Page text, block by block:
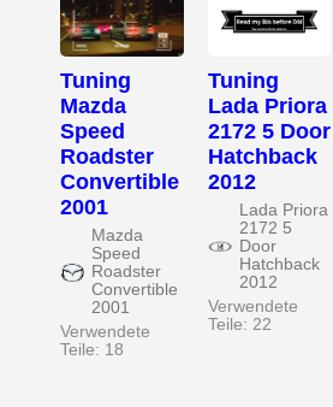
Tuning
Mazda
Speed
Roadster
Convertible
2001
Mazda
Speed
Roadster
Convertible
2001
Verwendete
Teile: 18
Tuning
Lada Priora
2172 5 Door
Hatchback
2012
Lada Priora
2172 5
Door
Hatchback
2012
Verwendete
Teile: 22